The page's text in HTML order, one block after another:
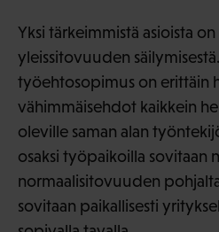
Yksi tärkeimmistä asioista
yleissitovuuden
työehtosopimus on erittäin
vähimmäisehdot kaikkein
oleville saman alan
osaksi työpaikoilla sovitaan
normaalisitovuuden
sovitaan paikallisesti